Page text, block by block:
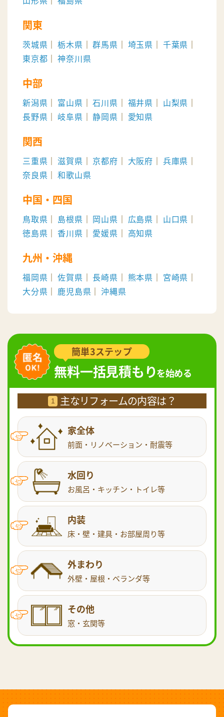
簡単3ステップ
無料一括見積もりを始める
1 主なリフォームの内容は？
家全体
前面・リノベーション・耐震等
水回り
お風呂・キッチン・トイレ等
内装
床・壁・建具・お部屋周り等
外まわり
外壁・屋根・ベランダ等
その他
窓・玄関等
関東
茨城県 栃木県 群馬県 埼玉県
千葉県
東京都
神奈川県
中部
新潟県 富山県 石川県 福井県
山梨県
長野県
岐阜県 静岡県 愛知県
関西
三重県 滋賀県 京都府 大阪府
兵庫県
奈良県
和歌山県
中国・四国
鳥取県 島根県 岡山県 広島県
山口県
徳島県
香川県 愛媛県 高知県
九州・沖縄
福岡県 佐賀県 長崎県 熊本県
宮崎県
大分県
鹿児島県 沖縄県